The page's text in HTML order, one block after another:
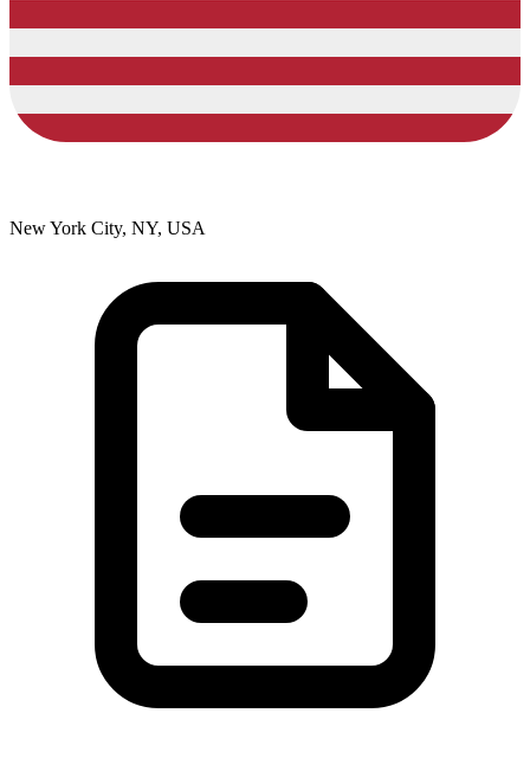
New York City, NY, USA